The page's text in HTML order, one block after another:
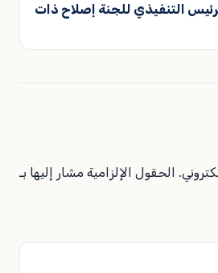
التنفيذي للجنة إصلاح ذات
الحقول الإلزامية مشار إليها بـ